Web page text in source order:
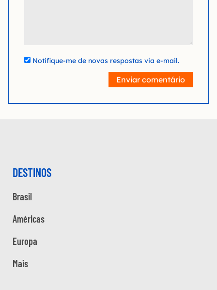
Notifique-me de novas respostas via e-mail.
Enviar comentário
DESTINOS
Brasil
Américas
Europa
Mais